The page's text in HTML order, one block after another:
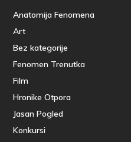
Anatomija Fenomena
Art
Bez kategorije
Fenomen Trenutka
Film
Hronike Otpora
Jasan Pogled
Konkursi